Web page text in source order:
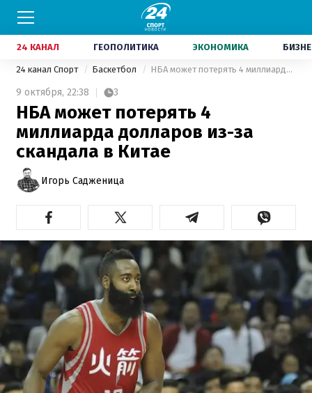
24 КАНАЛ ГЕОПОЛИТИКА ЭКОНОМИКА
24 канал Спорт Баскетбол НБА может потерять 4 миллиарда долларов из-за скандала в Китае
9 октября, 22:38 3
НБА может потерять 4
миллиарда долларов из-за
скандала в Китае
Игорь Садженица